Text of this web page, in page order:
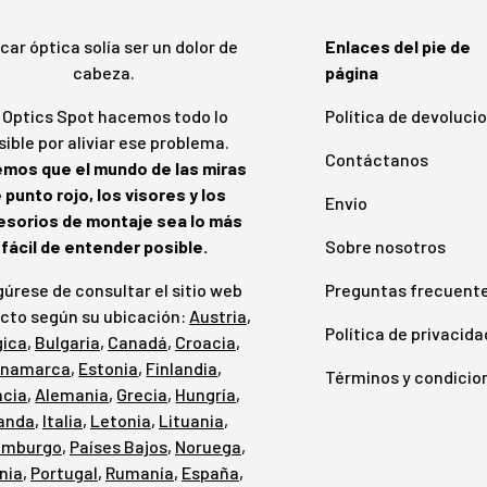
óptica solía ser un dolor de
cabeza.
Optics Spot hacemos todo lo
por aliviar ese problema.
que el mundo de las miras
punto rojo, los visores y los
de montaje sea lo más
fácil de entender posible.
de consultar el sitio web
según su ubicación: Austria,
, Bulgaria, Canadá, Croacia,
, Estonia, Finlandia,
, Alemania, Grecia, Hungría,
, Italia, Letonia, Lituania,
, Países Bajos, Noruega,
, Portugal, Rumanía, España,
Enlaces del pie de
página
Política de
Contáctanos
Envío
Sobre nosotros
Preguntas
Política de
Términos y